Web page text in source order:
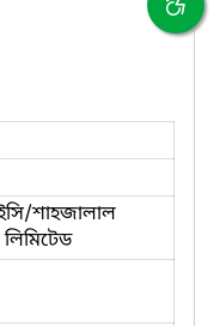
শাহজালাল